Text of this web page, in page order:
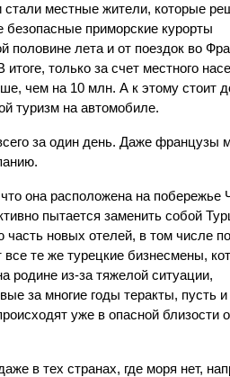
стали местные жители, которые
приморские курорты
половине лета и от поездок во
только за счет местного
чем на 10 млн. А к этому стоит
туризм на автомобиле.
за один день. Даже французы
она расположена на побережье
пытается заменить собой
часть новых отелей, в том числе
те же турецкие бизнесмены,
родине из-за тяжелой ситуации,
за многие годы теракты, пусть и
уже в опасной близости
в тех странах, где моря нет,